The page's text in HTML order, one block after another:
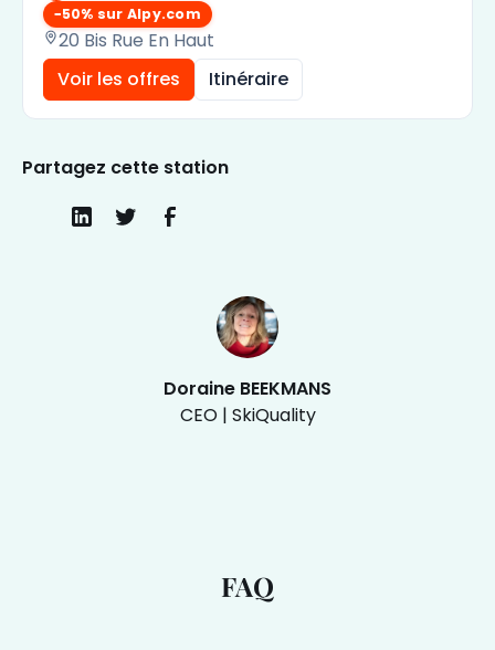
−50% sur Alpy.com
20 Bis Rue En Haut
Voir les offres
Itinéraire
Partagez cette station
Doraine BEEKMANS
CEO | SkiQuality
FAQ